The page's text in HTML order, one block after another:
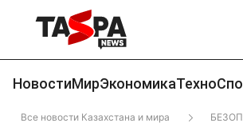
НовостиМирЭкономикаТехно
Все новости Казахстана и мира